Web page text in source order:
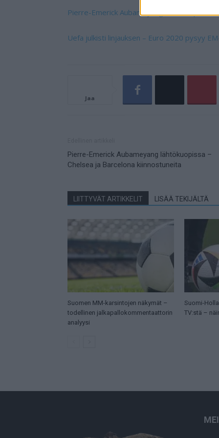
Pierre-Emerick Aubameyang lähtökuopissa
Uefa julkisti linjauksen – Euro 2020 pysyy
Jaa
Pierre-Emerick Aubameyang lähtökuopissa –
Chelsea ja Barcelona kiinnostuneita
LIITTYVÄT ARTIKKELIT LISÄÄ TEKIJÄLTÄ
Suomen MM-karsintojen näkymät –
todellinen jalkapallokommentaattorin
analyysi
Suomi-
TV:stä –